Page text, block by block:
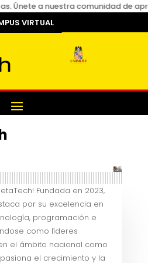
Únete a nuestra comunidad de
VIRTUAL
Fundada en 2023,
por su excelencia en
programación e
como líderes
el ámbito nacional como
el crecimiento y la